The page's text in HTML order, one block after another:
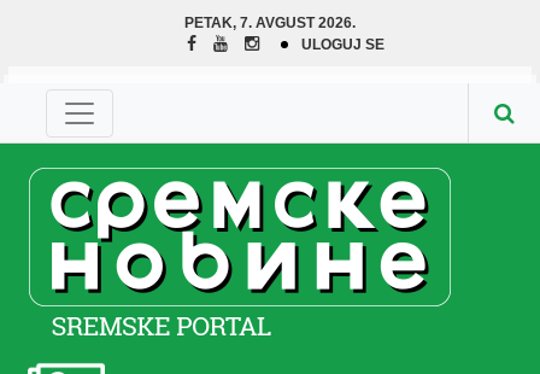
PETAK, 7. AVGUST 2026.
ULOGUJ SE